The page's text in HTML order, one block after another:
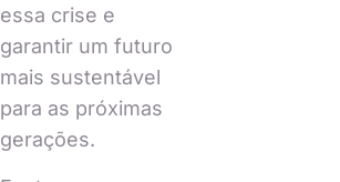
essa crise e
garantir um futuro
mais sustentável
para as próximas
gerações.